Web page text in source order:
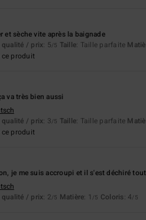
et sèche vite après la baignade
qualité / prix: 5/5 Taille: Taille parfaite
produit
va très bien aussi
qualité / prix: 3/5 Taille: Taille parfaite
produit
je me suis accroupi et il s'est déchiré
qualité / prix: 2/5 Matière: 1 /5 Coloris: 4/5